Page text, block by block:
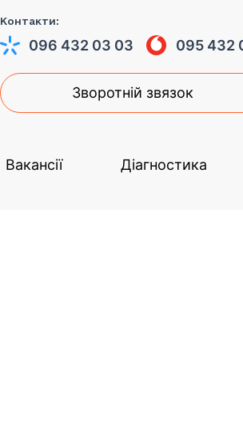
Контакти:
096 432 03 03 095 432
Зворотній звязок
Вакансії Діагностика